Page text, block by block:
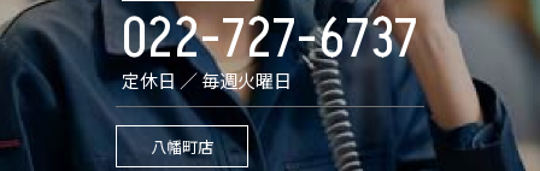
022-727-6737
定休日 ／ 毎週火曜日
八幡町店